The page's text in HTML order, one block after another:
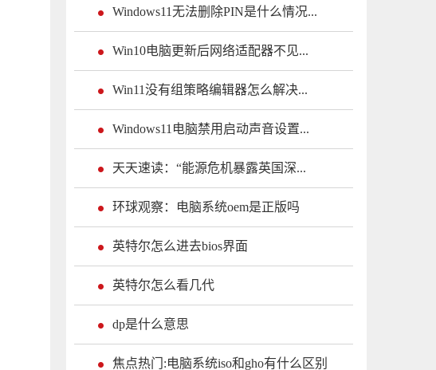
Windows11无法删除PIN是什么情况...
Win10电脑更新后网络适配器不见...
Win11没有组策略编辑器怎么解决...
Windows11电脑禁用启动声音设置...
天天速读：“能源危机暴露英国深...
环球观察：电脑系统oem是正版吗
英特尔怎么进去bios界面
英特尔怎么看几代
dp是什么意思
焦点热门:电脑系统iso和gho有什么区别